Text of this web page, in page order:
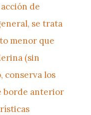
de
se trata
menor que
(sin
conserva los
borde anterior